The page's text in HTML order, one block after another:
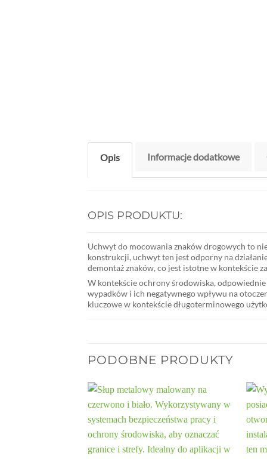
Opis Informacje dodatkowe
OPIS PRODUKTU:
Uchwyt do mocowania znaków drogowych to
konstrukcji, uchwyt ten jest odporny na
demontaż znaków, co jest istotne w kontekście
W kontekście ochrony środowiska,
wypadków i ich negatywnego wpływu na
kluczowe w kontekście długoterminowego
PODOBNE PRODUKTY